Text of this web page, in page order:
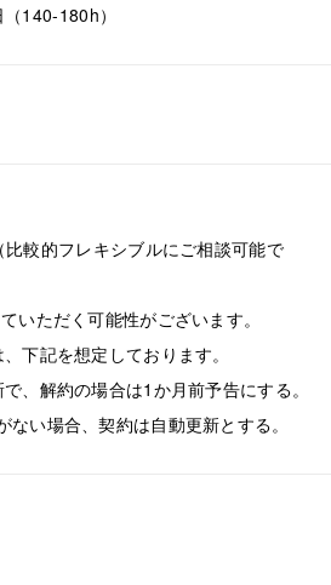
140-180h）
較的フレキシブルにご相談可能で
いただく可能性がございます。
下記を想定しております。
解約の場合は1か月前予告にする。
い場合、契約は自動更新とする。